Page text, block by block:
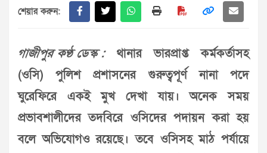
শেয়ার করুন:
গাজীপুর কণ্ঠ ডেস্ক :থানার ভারপ্রাপ্ত কর্মকর্তাসহ
(ওসি) পুলিশ প্রশাসনের গুরুত্বপূর্ণ নানা পদে
ঘুরেফিরে একই মুখ দেখা যায়। অনেক সময়
প্রভাবশালীদের তদবিরে ওসিদের পদায়ন করা হয়
বলে অভিযোগও রয়েছে। তবে ওসিসহ মাঠ পর্যায়ে